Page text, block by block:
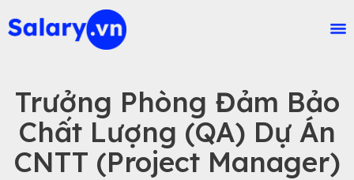
Trưởng Phòng Đảm Bảo
Chất Lượng (QA) Dự Án
CNTT (Project Manager)